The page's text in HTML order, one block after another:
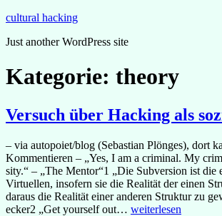
Zum
springen
cultural hacking
Just another WordPress site
Kategorie: theory
Versuch über Hacking als
– via autopoiet/blog (Sebastian Plönges), dort
Kommentieren – „Yes, I am a cri­mi­nal. My
sity.“ – „The Men­tor“1 „Die Sub­ver­sion ist die
Vir­tu­el­len, in­so­fern sie die Rea­li­tät der ei­nen
dar­aus die Rea­li­tät ei­ner an­de­ren Struk­tur zu
ecker2 „Get your­self out… Versuch
weiterlesen